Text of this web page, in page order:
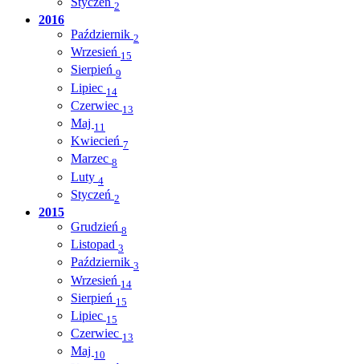
2
2016
Październik 2
Wrzesień 15
Sierpień 9
Lipiec 14
Czerwiec 13
Maj 11
Kwiecień 7
Marzec 8
Luty 4
Styczeń 2
2015
Grudzień 8
Listopad 3
Październik 3
Wrzesień 14
Sierpień 15
Lipiec 15
Czerwiec 13
Maj 10